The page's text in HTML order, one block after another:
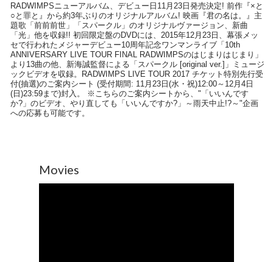
RADWIMPSニューアルバム、デビュー日11月23日発売決定! 前作『×と
○と罪と』から約3年ぶりのオリジナルアルバム! 映画『君の名は。』主
題歌「前前前世」「スパークル」のオリジナルヴァージョン、新曲
「光」他を収録!! 初回限定盤のDVDには、2015年12月23日、幕張メッ
セで行われたメジャーデビュー10周年記念ワンマンライブ「10th
ANNIVERSARY LIVE TOUR FINAL RADWIMPSのはじまりはじまり」
より13曲の他、新海誠監督による「スパークル [original ver.]」ミュージ
ックビデオを収録。RADWIMPS LIVE TOUR 2017 チケット特別先行受
付(抽選)のご案内シート (受付期間: 11月23日(水・祝)12:00～12月4日
(日)23:59まで)封入。 ※こちらのご案内シートから、"「いいんです
か?」のビデオ、やり直しても「いいんですか?」～雨天中止!?～"企画
への応募も可能です。
Movies